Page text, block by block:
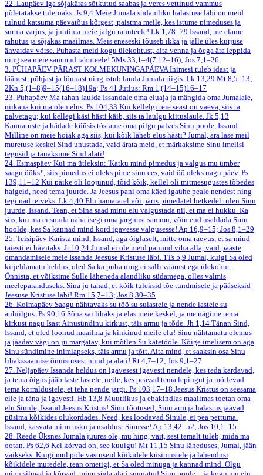
22. Laupäev Iga sõjakäras sõtkutud saabas ja veres vettinud vammus
põletatakse tuleroaks. Js 9,4 Meie Jumala südamliku halastuse läbi on meid
tulnud katsuma päevatõus kõrgest, paistma meile, kes istume pimeduses ja
surma varjus, ja juhtima meie jalgu rahuteele! Lk 1,78–79 Issand, me elame
rahutus ja sõjakas maailmas. Meis eneseski tõuseb ikka ja jälle üles kurjuse
ähvardav võrse. Puhasta meid kogu ülekohtust, aita venna ja õega ära leppida
ning sea meie sammud rahuteele! 5Ms 33,1–4(7.12–16); Jos 7,1–26
3. PÜHAPÄEV PÄRAST KOLMEKUNINGAPÄEVAInimesi tuleb idast ja
läänest, põhjast ja lõunast ning istub lauda Jumala riigis. Lk 13,29 Mt 8,5–13;
2Kn 5,(1–8)9–15(16–18)19a; Ps 41 Jutlus: Rm 1,(14–15)16–17
23. Pühapäev Ma tahan laulda Issandale oma eluaja ja mängida oma Jumalale,
niikaua kui ma olen elus. Ps 104,33 Kui kellelgi teie seast on vaeva, siis ta
palvetagu; kui kellegi käsi hästi käib, siis ta laulgu kiituslaule. Jk 5,13
Kannatuste ja hädade küüsis tõstame oma pilgu palves Sinu poole, Issand.
Milline on meie hoiak aga siis, kui kõik läheb elus hästi? Jumal, ära lase meil
muretuse keskel Sind unustada, vaid ärata meid, et märkaksime Sinu imelisi
tegusid ja tänaksime Sind alati!
24. Esmaspäev Kui ma ütleksin: 'Katku mind pimedus ja valgus mu ümber
saagu ööks!', siis pimedus ei oleks pime sinu ees, vaid öö oleks nagu päev. Ps
139,11–12 Kui päike oli loojunud, tõid kõik, kellel oli mitmesugustes tõbedes
haigeid, need tema juurde. Ja Jeesus pani oma käed igaühe peale nendest ning
tegi nad terveks. Lk 4,40 Elu hämaratel või päris pimedatel hetkedel tulen Sinu
juurde, Issand. Tean, et Sina saad minu elu valgustada nii, et ma ei hukku. Ka
siis, kui ma ei suuda näha isegi oma järgmist sammu, võin end usaldada Sinu
hoolde, kes Sa kannad mind kord igavesse valgusesse! Ap 16,9–15; Jos 8,1–29
25. Teisipäev Karista mind, Issand, aga õiglaselt, mitte oma raevus, et sa mind
täiesti ei hävitaks. Jr 10,24 Jumal ei ole meid pannud viha alla, vaid pääste
omandamisele meie Issanda Jeesuse Kristuse läbi. 1Ts 5,9 Jumal, kuigi Sa oled
kirjeldamatu heldus, oled Sa ka püha ning ei salli väärust ega ülekohut.
Õnnista, et võiksime Sulle läheneda alandliku südamega, olles valmis
meeleparanduseks. Sina ju tahad, et kõik tuleksid tõe tundmisele ja pääseksid
Jeesuse Kristuse läbi! Rm 15,7–13; Jos 8,30–35
26. Kolmapäev Saagu nähtavaks su töö su sulastele ja nende lastele su
auhiilgus. Ps 90,16 Sõna sai lihaks ja elas meie keskel, ja me nägime tema
kirkust nagu Isast Ainusündinu kirkust, täis armu ja tõde. Jh 1,14 Tänan Sind,
Issand, et oled loonud maailma ja kinkinud meile elu! Sinu nähtamatu olemus
ja jäädav vägi on ju märgatav, kui mõtlen Su kätetööle. Kõige imelisem on aga
Sinu sündimine inimlapseks, täis armu ja tõtt. Aita mind, et saaksin osa Sinu
lihakssaamise õnnistusest nüüd ja alati! Rt 4,7–12; Jos 9,1–27
27. Neljapäev Issanda heldus on igavesest igavesti nendele, kes teda kardavad,
ja tema õigus jääb laste lastele, neile, kes peavad tema lepingut ja mõtlevad
tema korraldustele, et teha nende järgi. Ps 103,17–18 Jeesus Kristus on seesama
eile ja täna ja igavesti. Hb 13,8 Muutlikus ja ebakindlas maailmas toetan oma
elu Sinule, Issand Jeesus Kristus! Sinu tõotused, Sinu arm ja halastus jäävad
püsima kõikides olukordades. Need, kes loodavad Sinule, ei pea pettuma.
Issand, kasvata minu usku ja usaldust Sinusse! Ap 13,42–52; Jos 10,1–15
28. Reede Üksnes Jumala juures ole, mu hing, vait, sest temalt tuleb, mida ma
ootan. Ps 62,6 Kel kõrvad on, see kuulgu! Mt 11,15 Sinu läheduses, Jumal, jään
vaikseks. Kuigi mul pole vastuseid kõikidele küsimustele ja lahendusi
kõikidele muredele, tean ometigi, et Sa oled minuga ja kannad mind. Olgu